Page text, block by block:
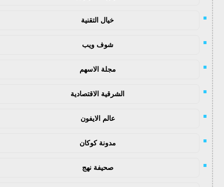
خيال التقنية
شوف ويب
مجلة الاسهم
الشرقية الاقتصادية
عالم الايفون
مدونة كوكان
صحيفة نهج